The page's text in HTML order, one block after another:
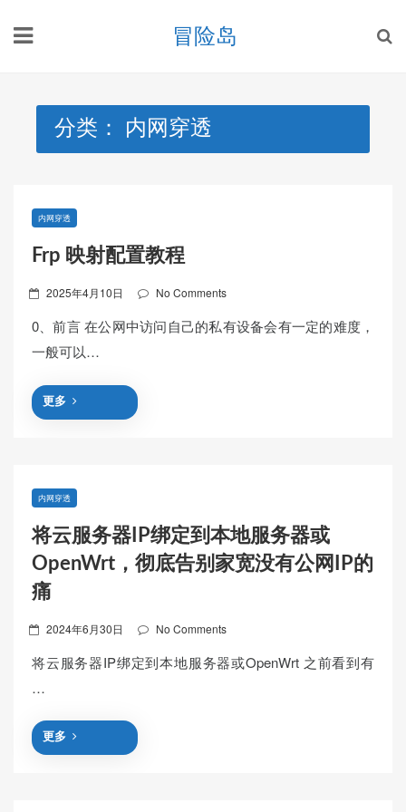
冒险岛
分类： 内网穿透
内网穿透
Frp 映射配置教程
Posted
2025年4月10日 No Comments
0、前言 在公网中访问自己的私有设备会有一定的难度，
一般可以…
更多
内网穿透
将云服务器IP绑定到本地服务器或
OpenWrt，彻底告别家宽没有公网IP的
痛
Posted
2024年6月30日 No Comments
将云服务器IP绑定到本地服务器或OpenWrt 之前看到有
…
更多